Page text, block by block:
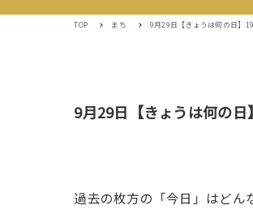
TOP まち 9月29日【きょうは何の日】
9月29日【きょうは何の
過去の枚方の「今日」はどん